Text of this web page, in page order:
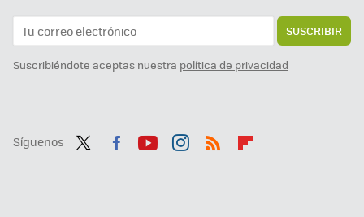
SUSCRIBIR
Suscribiéndote aceptas nuestra política de privacidad
Síguenos